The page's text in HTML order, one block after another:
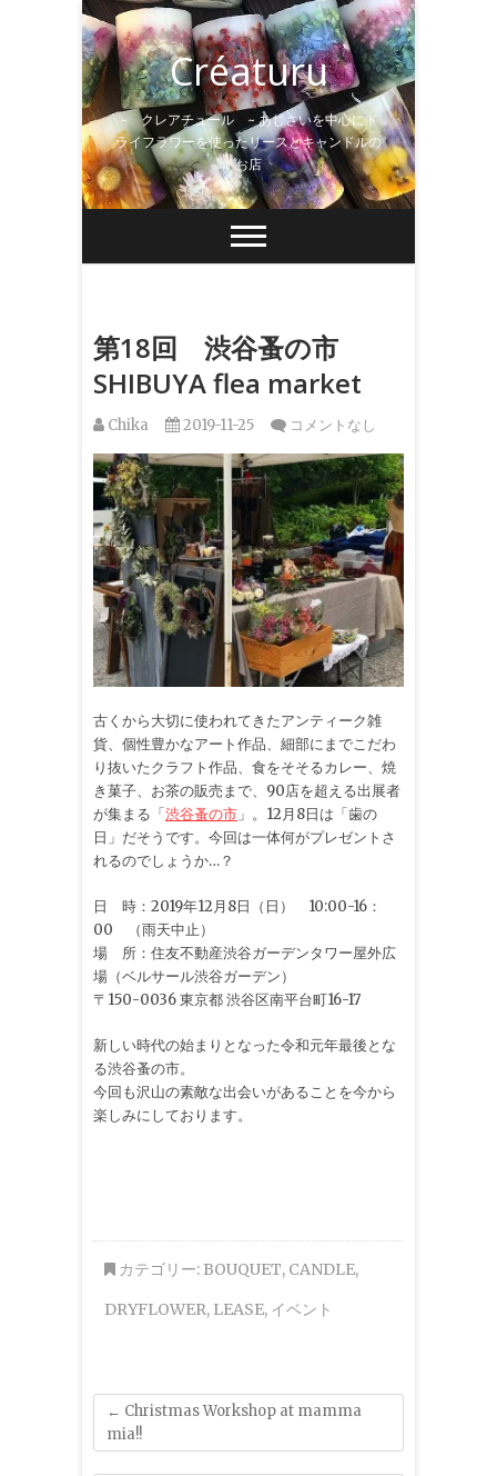
Skip
to
content
Créaturu
~ クレアチュール ~ あじさいを中心にド
ライフラワーを使ったリースとキャンドルの
お店
第18回 渋谷蚤の市
SHIBUYA flea market
Chika 2019-11-25 コメントなし
古くから大切に使われてきたアンティーク雑
貨、個性豊かなアート作品、細部にまでこだわ
り抜いたクラフト作品、食をそそるカレー、焼
き菓子、お茶の販売まで、90店を超える出展者
が集まる「渋谷蚤の市 」。12月8日は「歯の
日」だそうです。今回は一体何がプレゼントさ
れるのでしょうか…？
日 時：2019年12月8日（日） 10:00-16：
00 （雨天中止）
場 所： 住友不動産渋谷ガーデンタワー屋外広
場（ベルサール渋谷ガーデン）
〒150-0036 東京都 渋谷区南平台町16-17
新しい時代の始まりとなった令和元年最後とな
る渋谷蚤の市。
今回も沢山の素敵な出会いがあることを今から
楽しみにしております。
カテゴリー: BOUQUET, CANDLE,
DRYFLOWER, LEASE, イベント
← Christmas Workshop at mamma
mia!!